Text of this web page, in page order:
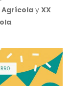
Agrícola y XX
.